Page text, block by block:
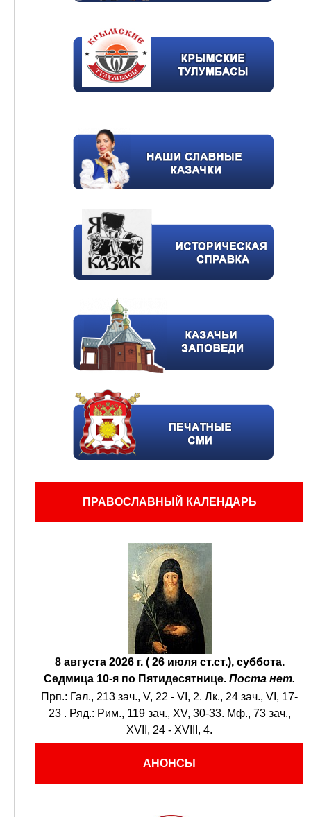
ПРАВОСЛАВНЫЙ КАЛЕНДАРЬ
8 августа 2026 г. ( 26 июля ст.ст.), суббота.
Седмица 10-я по Пятидесятнице. Поста нет.
Прп.: Гал., 213 зач., V, 22 - VI, 2. Лк., 24 зач., VI, 17-
23 . Ряд.: Рим., 119 зач., XV, 30-33. Мф., 73 зач.,
XVII, 24 - XVIII, 4.
АНОНСЫ